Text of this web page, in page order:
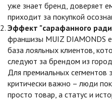
уже знает бренд, доверяет
приходит за покупкой
Эффект "сарафанного
франшизы MUIZ DIAMONDS
база лояльных клиентов,
следуют за брендом из
Для премиальных сегментов
критически важно – люди
просто товар, а статус и